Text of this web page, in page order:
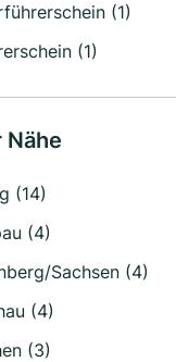
(1)
(1)
Nähe
(14)
(4)
Sachsen (4)
(4)
(3)